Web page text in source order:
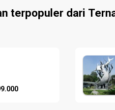
terpopuler dari
000